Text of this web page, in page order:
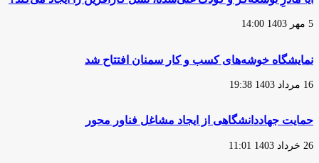
5 مهر 1403 14:00
نمایشگاه خوشه‌های کسب و کار سمنان افتتاح شد
16 مرداد 1403 19:38
حمایت جهاددانشگاهی از ایجاد مشاغل فناور محور
26 خرداد 1403 11:01